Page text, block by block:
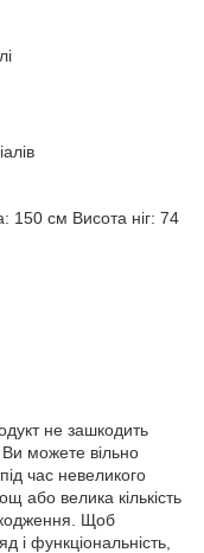
150 см Висота ніг: 74
не зашкодить
Ви можете вільно
час невеликого
або велика кількість
Щоб
і функціональність,